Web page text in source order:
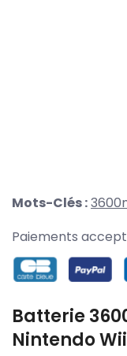
Mots-Clés :
Paiements
Batterie
Nintendo